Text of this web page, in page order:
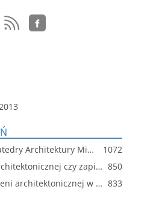
Pretekst : Zeszyty Katedry Architektury Mieszkaniowej, Nr 4
1072
Zapis przestrzeni architektonicznej czy zapis jej idei? 850
O zapisach przestrzeni architektonicznej w akademii Św. Łukasza w Rzymie 833